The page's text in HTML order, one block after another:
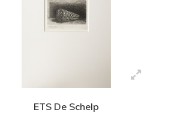
ETS De Schelp